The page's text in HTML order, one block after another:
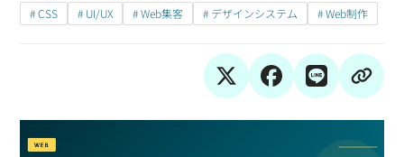
# CSS # UI/UX # Web集客 # デザインシステム # Web制作